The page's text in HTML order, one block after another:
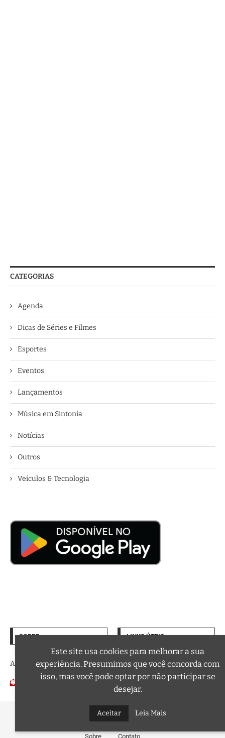
CATEGORIAS
Agenda
Dicas de Séries e Filmes
Esportes
Eventos
Lançamentos
Música em Sintonia
Notícias
Outros
Veículos & Tecnologia
SOBRE
A trilha sonora da sua vida
Email:
LINKS ÚTEIS
Termos de Uso
Política de Privacidade
Podcasts
@2026 – Todos os Direitos Reservados a Curta FM
Sobre Contato
Este site usa cookies para melhorar a sua
experiência. Presumimos que você concorda com
isso, mas você pode optar por não participar se
desejar.
Aceitar Leia Mais